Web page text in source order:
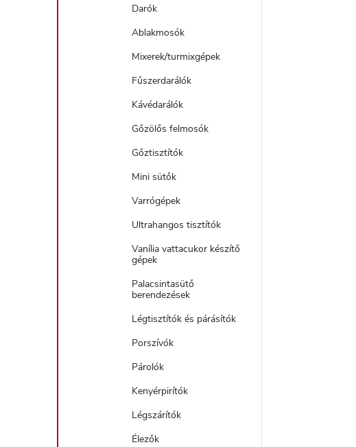
Darók
Ablakmosók
Mixerek/turmixgépek
Fűszerdarálók
Kávédarálók
Gőzölős felmosók
Gőztisztítók
Mini sütők
Varrógépek
Ultrahangos tisztítók
Vanília vattacukor készítő
gépek
Palacsintasütő
berendezések
Légtisztítók és párásítók
Porszívók
Párolók
Kenyérpirítók
Légszárítók
Élezők